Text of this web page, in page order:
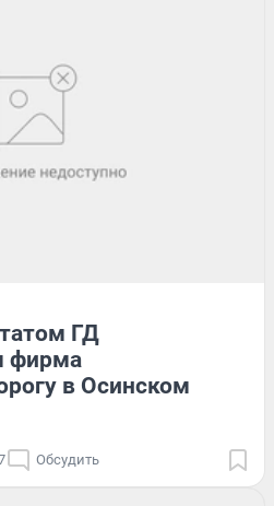
ГД
фирма
в Осинском
Обсудить